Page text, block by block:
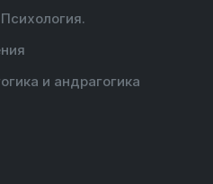
и андрагогика